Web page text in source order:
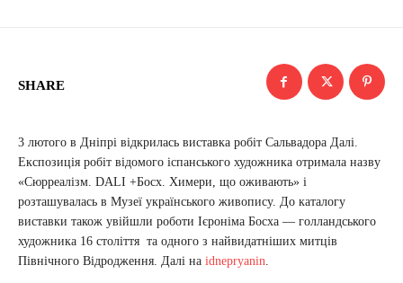
SHARE
3 лютого в Дніпрі відкрилась виставка робіт Сальвадора Далі.
Експозиція робіт відомого іспанського художника отримала назву
«Сюрреалізм. DALI +Босх. Химери, що оживають» і
розташувалась в Музеї українського живопису. До каталогу
виставки також увійшли роботи Ієроніма Босха — голландського
художника 16 століття та одного з найвидатніших митців
Північного Відродження. Далі на idnepryanin.